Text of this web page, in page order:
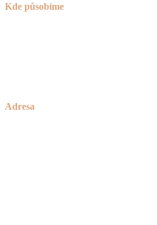
Kde působíme
Adresa